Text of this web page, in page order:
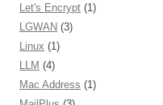
Let's Encrypt (1)
LGWAN (3)
Linux (1)
LLM (4)
Mac Address (1)